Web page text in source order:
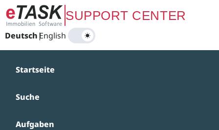
Zum Hauptinhalt springenSUPPORT CENTER
Deutsch|
English
Startseite
Suche
Aufgaben